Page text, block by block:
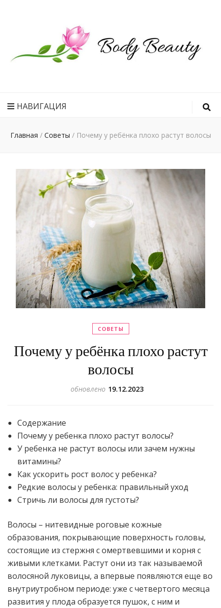
идеального
тела
НАВИГАЦИЯ
Главная / Советы / Почему у ребёнка плохо растут волосы
СОВЕТЫ
Почему у ребёнка плохо растут
волосы
обновлено 19.12.2023
Содержание
Почему у ребенка плохо растут волосы?
У ребенка не растут волосы или зачем нужны
витамины?
Как ускорить рост волос у ребенка?
Редкие волосы у ребенка: правильный уход
Стричь ли волосы для густоты?
Волосы – нитевидные роговые кожные
образования, покрывающие поверхность головы,
состоящие из стержня с омертвевшими и корня с
живыми клетками. Растут они из так называемой
волосяной луковицы, а впервые появляются еще во
внутриутробном периоде: уже с четвертого месяца
развития у плода образуется пушок, с ним и